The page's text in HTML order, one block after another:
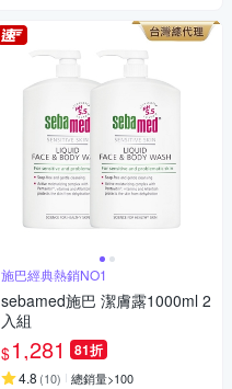
施巴經典熱銷NO1
sebamed施巴 潔膚露1000ml 2
入組
$1,281 81折
4.8 (10) 總銷量>100